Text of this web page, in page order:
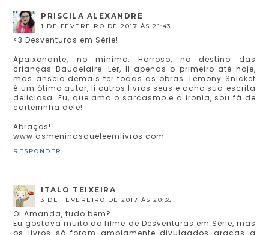
PRISCILA ALEXANDRE
1 DE FEVEREIRO DE 2017 ÀS 21:43
<3 Desventuras em Série!
Apaixonante, no minimo. Horroso, no destino das
crianças Baudelaire. Ler, li apenas o primeiro até hoje,
mas anseio demais ter todas as obras. Lemony Snicket
é um ótimo autor, li outros livros seus e acho sua escrita
deliciosa. Eu, que amo o sarcasmo e a ironia, sou fã de
carteirinha dele!
Abraços!
www.asmeninasqueleemlivros.com
RESPONDER
ITALO TEIXEIRA
3 DE FEVEREIRO DE 2017 ÀS 20:35
Oi Amanda, tudo bem?
Eu gostava muito do filme de Desventuras em Série, mas